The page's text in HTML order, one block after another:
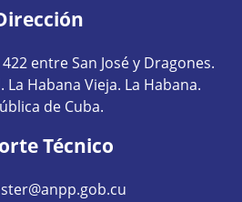
entre San José y Dragones.
Habana Vieja. La Habana.
de Cuba.
Técnico